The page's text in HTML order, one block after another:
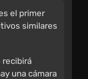
el primer
similares
recibirá
una cámara